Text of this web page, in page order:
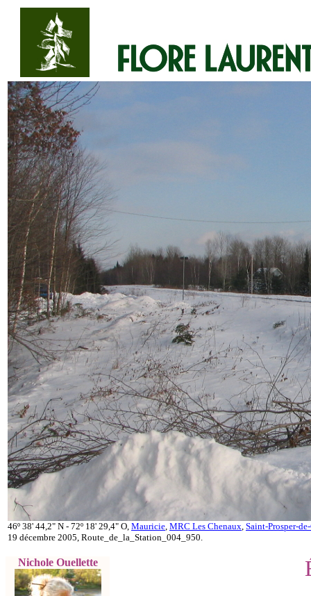
46º 38' 44,2" N - 72º 18' 29,4" O, Mauricie, MRC Les Chenaux, Saint-Prosper-
19 décembre 2005, Route_de_la_Station_004_950.
Nichole Ouellette